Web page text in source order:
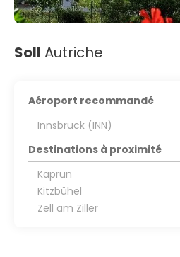
Soll Autriche
Aéroport recommandé
Innsbruck (INN)
Destinations à proximité
Kaprun
Kitzbühel
Zell am Ziller